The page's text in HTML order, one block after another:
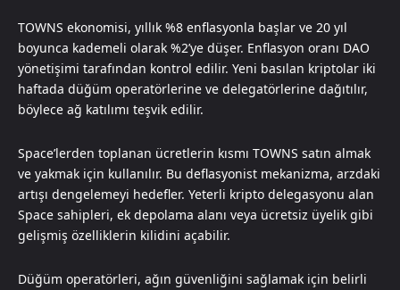
TOWNS ekonomisi, yıllık %8 enflasyonla başlar ve 20 yıl
boyunca kademeli olarak %2’ye düşer. Enflasyon oranı DAO
yönetişimi tarafından kontrol edilir. Yeni basılan kriptolar iki
haftada düğüm operatörlerine ve delegatörlerine dağıtılır,
böylece ağ katılımı teşvik edilir.
Space’lerden toplanan ücretlerin kısmı TOWNS satın almak
ve yakmak için kullanılır. Bu deflasyonist mekanizma, arzdaki
artışı dengelemeyi hedefler. Yeterli kripto delegasyonu alan
Space sahipleri, ek depolama alanı veya ücretsiz üyelik gibi
gelişmiş özelliklerin kilidini açabilir.
Düğüm operatörleri, ağın güvenliğini sağlamak için belirli